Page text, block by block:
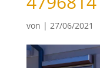
von | 27/06/2021